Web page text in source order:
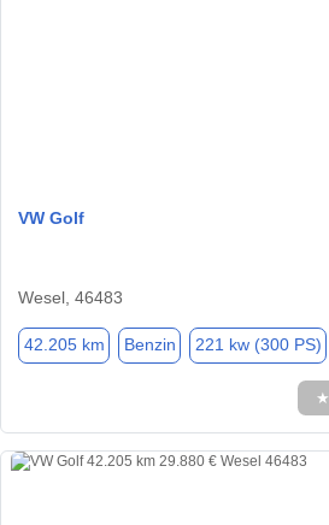
VW Golf
Wesel, 46483
42.205 km Benzin 221 kw (300 PS)
★